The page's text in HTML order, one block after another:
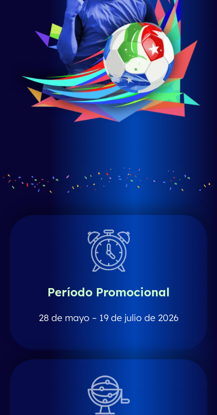
Período Promocional
28 de mayo – 19 de julio de 2026